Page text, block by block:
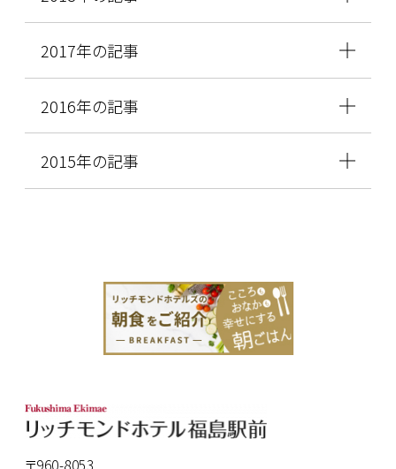
2017年の記事
2016年の記事
2015年の記事
〒960-8053